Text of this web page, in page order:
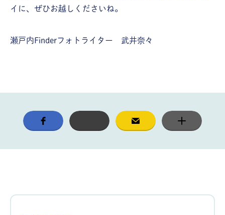
イに、ぜひお越しくださいね。
瀬戸内Finderフォトライター 武井奈々